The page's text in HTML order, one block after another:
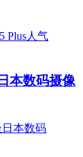
本数码摄像